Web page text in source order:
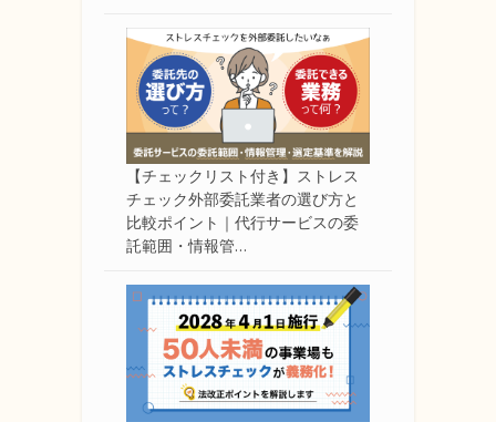
【チェックリスト付き】ストレス
チェック外部委託業者の選び方と
比較ポイント｜代行サービスの委
託範囲・情報管…